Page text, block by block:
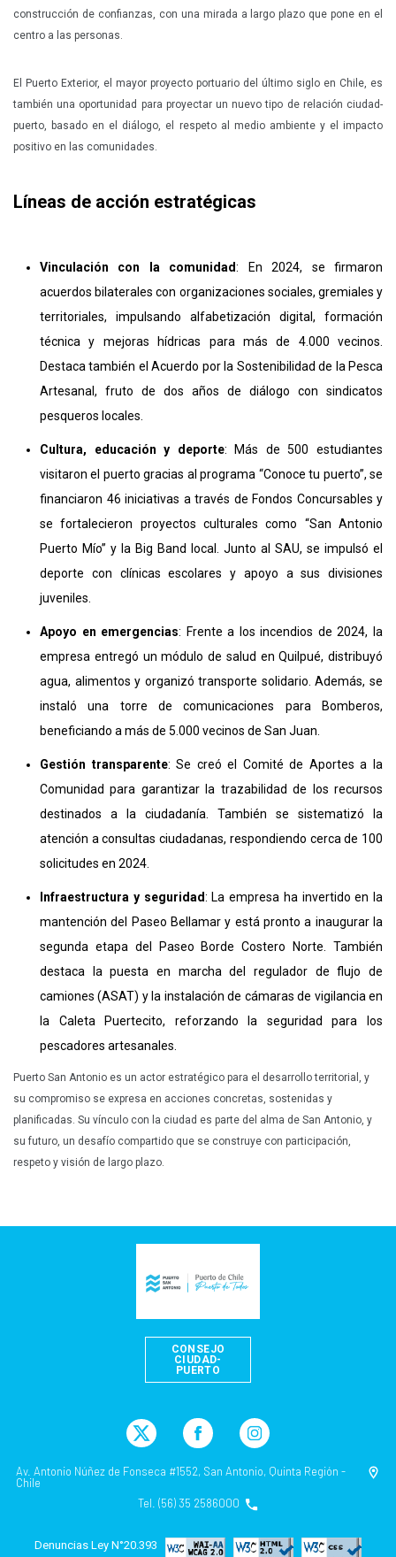
construcción de confianzas, con una mirada a largo plazo que pone en el
centro a las personas.
El Puerto Exterior, el mayor proyecto portuario del último siglo en Chile, es
también una oportunidad para proyectar un nuevo tipo de relación ciudad-
puerto, basado en el diálogo, el respeto al medio ambiente y el impacto
positivo en las comunidades.
Líneas de acción estratégicas
Vinculación con la comunidad: En 2024, se firmaron
acuerdos bilaterales con organizaciones sociales, gremiales y
territoriales, impulsando alfabetización digital, formación
técnica y mejoras hídricas para más de 4.000 vecinos.
Destaca también el Acuerdo por la Sostenibilidad de la Pesca
Artesanal, fruto de dos años de diálogo con sindicatos
pesqueros locales.
Cultura, educación y deporte: Más de 500 estudiantes
visitaron el puerto gracias al programa “Conoce tu puerto”, se
financiaron 46 iniciativas a través de Fondos Concursables y
se fortalecieron proyectos culturales como “San Antonio
Puerto Mío” y la Big Band local. Junto al SAU, se impulsó el
deporte con clínicas escolares y apoyo a sus divisiones
juveniles.
Apoyo en emergencias: Frente a los incendios de 2024, la
empresa entregó un módulo de salud en Quilpué, distribuyó
agua, alimentos y organizó transporte solidario. Además, se
instaló una torre de comunicaciones para Bomberos,
beneficiando a más de 5.000 vecinos de San Juan.
Gestión transparente: Se creó el Comité de Aportes a la
Comunidad para garantizar la trazabilidad de los recursos
destinados a la ciudadanía. También se sistematizó la
atención a consultas ciudadanas, respondiendo cerca de 100
solicitudes en 2024.
Infraestructura y seguridad: La empresa ha invertido en la
mantención del Paseo Bellamar y está pronto a inaugurar la
segunda etapa del Paseo Borde Costero Norte. También
destaca la puesta en marcha del regulador de flujo de
camiones (ASAT) y la instalación de cámaras de vigilancia en
la Caleta Puertecito, reforzando la seguridad para los
pescadores artesanales.
Puerto San Antonio es un actor estratégico para el desarrollo territorial, y
su compromiso se expresa en acciones concretas, sostenidas y
planificadas. Su vínculo con la ciudad es parte del alma de San Antonio, y
su futuro, un desafío compartido que se construye con participación,
respeto y visión de largo plazo.
CONSEJO
CIUDAD-
PUERTO
Av. Antonio Núñez de Fonseca #1552, San Antonio, Quinta Región -
Chile
Tel. (56) 35 2586000
Denuncias Ley N°20.393